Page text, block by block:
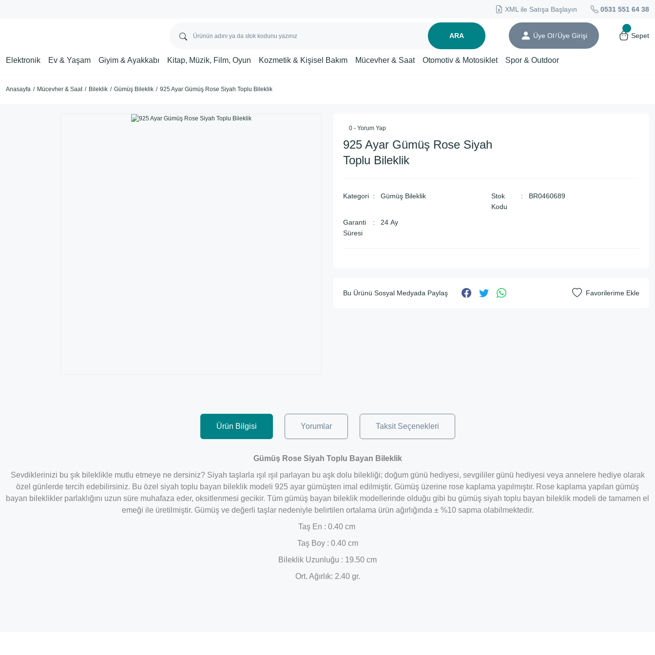
XML ile Satışa Başlayın 0531 551 64 38
ARA Üye Ol/ Üye Girişi Sepet
Elektronik Ev & Yaşam Giyim & Ayakkabı Kitap, Müzik, Film, Oyun Kozmetik & Kişisel Bakım Mücevher & Saat Otomotiv & Motosiklet Spor & Outdoor
Anasayfa Mücevher & Saat Bileklik Gümüş Bileklik 925 Ayar Gümüş Rose Siyah Toplu Bileklik
0 - Yorum Yap
925 Ayar Gümüş Rose Siyah
Toplu Bileklik
Kategori Gümüş Bileklik
Stok
Kodu
BR0460689
Garanti
Süresi
24 Ay
Bu Ürünü Sosyal Medyada Paylaş
Ürün Bilgisi Yorumlar Taksit Seçenekleri
Gümüş Rose Siyah Toplu Bayan Bileklik​
Sevdiklerinizi bu şık bileklikle mutlu etmeye ne dersiniz? Siyah taşlarla ışıl ışıl parlayan bu aşk dolu bilekliği; doğum günü hediyesi, sevgililer günü hediyesi veya annelere hediye olarak
özel günlerde tercih edebilirsiniz. Bu özel siyah toplu bayan bileklik modeli 925 ayar gümüşten imal edilmiştir. Gümüş üzerine rose kaplama yapılmıştır. Rose kaplama yapılan gümüş
bayan bileklikler parlaklığını uzun süre muhafaza eder, oksitlenmesi gecikir. Tüm gümüş bayan bileklik modellerinde olduğu gibi bu gümüş siyah toplu bayan bileklik modeli de tamamen el
emeği ile üretilmiştir. Gümüş ve değerli taşlar nedeniyle belirtilen ortalama ürün ağırlığında ± %10 sapma olabilmektedir.
Taş En : 0.40 cm
Taş Boy : 0.40 cm
Bileklik Uzunluğu : 19.50 cm
Ort. Ağırlık: 2.40 gr.